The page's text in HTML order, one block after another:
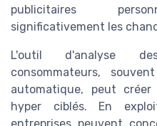
publicitaires
significativement les
L'outil d'analyse
consommateurs,
automatique, peut
hyper ciblés. En